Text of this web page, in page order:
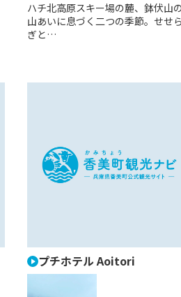
ハチ北高原スキー場の麓、鉢伏山
山あいに息づく二つの季節。せせら
ぎと…
プチホテル Aoitori